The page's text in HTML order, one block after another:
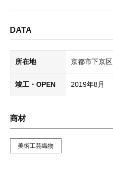
DATA
所在地 京都市下京区
竣工・OPEN 2019年8月
商材
美術工芸織物